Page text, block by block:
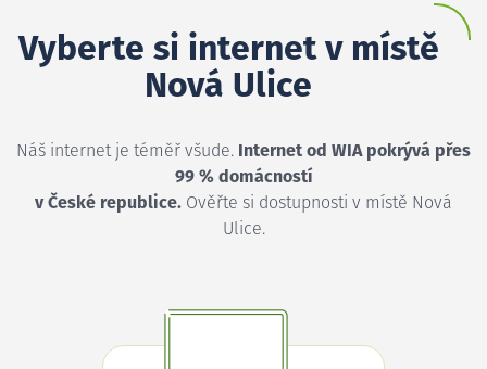
Vyberte si internet v místě
Nová Ulice
Náš internet je téměř všude. Internet od WIA pokrývá přes
99 % domácností
v České republice. Ověřte si dostupnosti v místě Nová
Ulice.